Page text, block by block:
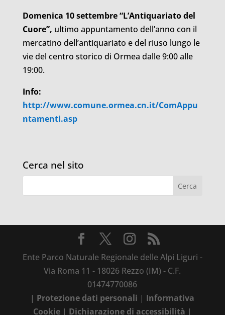
Domenica 10 settembre “L’Antiquariato del
Cuore”, ultimo appuntamento dell’anno con il
mercatino dell’antiquariato e del riuso lungo le
vie del centro storico di Ormea dalle 9:00 alle
19:00.
Info:
http://www.comune.ormea.cn.it/ComAppu
ntamenti.asp
Cerca nel sito
Ente Parco Naturale Regionale delle Alpi Liguri -
Via Roma 11 - 18026 Rezzo (IM) - C.F.
01474770086
| Protezione dati personali | Informativa
Cookie| Dichiarazione di accessibilità |